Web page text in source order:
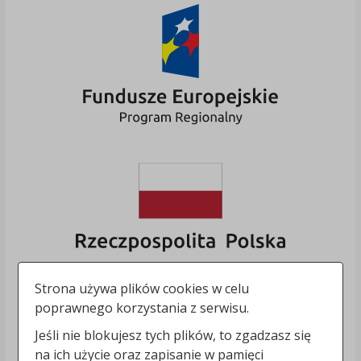
Strona używa plików cookies w celu
poprawnego korzystania z serwisu.
Jeśli nie blokujesz tych plików, to zgadzasz się
na ich użycie oraz zapisanie w pamięci